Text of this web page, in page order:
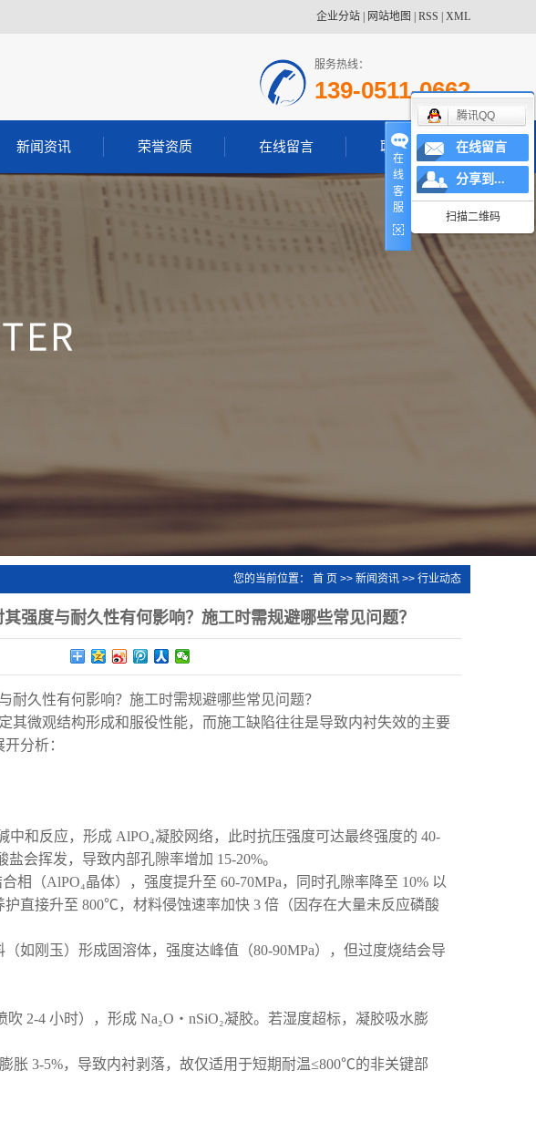
企业分站 网站地图 RSS XML
服务热线：
139-0511-0662
新闻资讯
常见问答
荣誉资质 在线留言 联系我们
您的当前位置： 首 页 >> 新闻资讯 >> 行业动态
强度与耐久性有何影响？施工时需规避哪些常见问题？
耐久性有何影响？施工时需规避哪些常见问题？
其微观结构形成和服役性能，而施工缺陷往往是导致内衬失效的主要
分析：
和反应，形成 AlPO₄凝胶网络，此时抗压强度可达最终强度的 40-
会挥发，导致内部孔隙率增加 15-20%。
相（AlPO₄晶体），强度提升至 60-70MPa，同时孔隙率降至 10% 以
直接升至 800℃，材料侵蚀速率加快 3 倍（因存在大量未反应磷酸
如刚玉）形成固溶体，强度达峰值（80-90MPa），但过度烧结会导
2-4 小时），形成 Na₂O・nSiO₂凝胶。若湿度超标，凝胶吸水膨
胀 3-5%，导致内衬剥落，故仅适用于短期耐温≤800℃的非关键部
在
线
客
服
腾讯QQ
在线留言
分享到...
扫描二维码